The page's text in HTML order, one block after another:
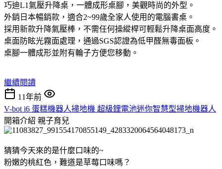
巧迪L1氣壓升降桌，一體成形桌腳，美觀時尚的外型。
外銷日本暢銷款，適合2~99歲全家人使用的電腦書桌。
採用新款升降氣壓棒，不需任何操縱桿可輕鬆升降桌面高度。
桌面防眩光霧面處理，通過SGS認證為低甲醛無毒面板。
桌腳一體成形並附有輪子方便您移動。
繼續閱讀
11年前
V-bot i6 蛋糕機器人掃地機 超級鋰電池迷你智慧型掃地機器人
開箱介紹 親子育兒
猜猜今天來的是什麼口味的~
粉嫩的桃紅色，難道是草莓口味嗎？